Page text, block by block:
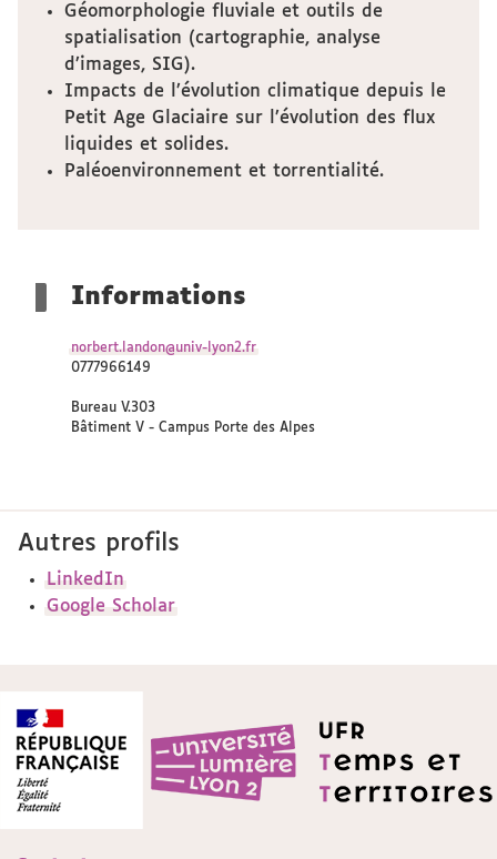
Géomorphologie fluviale et outils de
spatialisation (cartographie, analyse
d’images, SIG).
Impacts de l’évolution climatique depuis le
Petit Age Glaciaire sur l’évolution des flux
liquides et solides.
Paléoenvironnement et torrentialité.
Informations
norbert.landon@univ-lyon2.fr
0777966149
Bureau V.303
Bâtiment V - Campus Porte des Alpes
Autres profils
LinkedIn
Google Scholar